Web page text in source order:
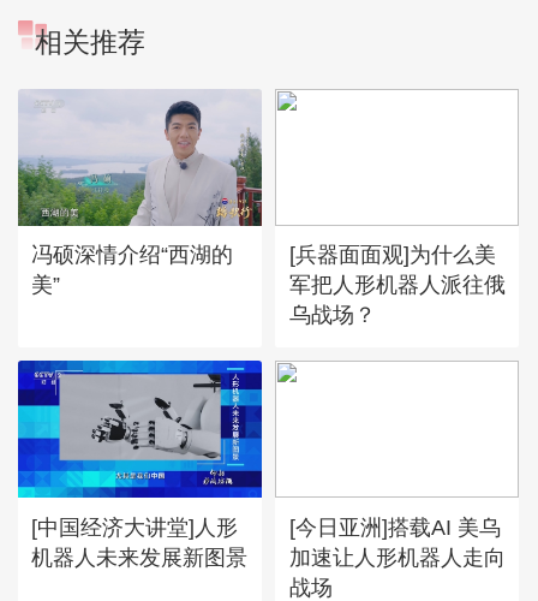
相关推荐
冯硕深情介绍“西湖的
美”
[兵器面面观]为什么美
军把人形机器人派往俄
乌战场？
[中国经济大讲堂]人形
机器人未来发展新图景
[今日亚洲]搭载AI 美乌
加速让人形机器人走向
战场